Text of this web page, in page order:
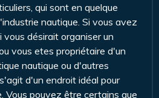
qui sont en quelque
nautique. Si vous avez
désirait organiser un
vous etes propriétaire d'un
nautique ou d'autres
d'un endroit idéal pour
Vous pouvez être certains que